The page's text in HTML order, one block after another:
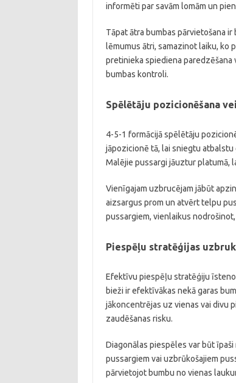
informēti par savām lomām un
Tāpat ātra bumbas pārvietošana
lēmumus ātri, samazinot laiku,
pretinieka spiediena
bumbas kontroli.
Spēlētāju pozicionēšana
4-5-1 formācijā spēlētāju
jāpozicionē tā, lai sniegtu atbalstu
Malējie pussargi jāuztur platumā,
Vienīgajam uzbrucējam jābūt
aizsargus prom un atvērt telpu
pussargiem, vienlaikus
Piespēļu stratēģijas
Efektīvu piespēļu stratēģiju
bieži ir efektīvākas nekā garas
jākoncentrējas uz vienas vai divu
zaudēšanas risku.
Diagonālas piespēles var būt
pussargiem vai uzbrūkošajiem
pārvietojot bumbu no vienas